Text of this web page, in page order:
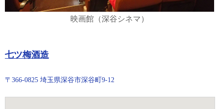
映画館（深谷シネマ）
七ツ梅酒造
〒366-0825 埼玉県深谷市深谷町9-12